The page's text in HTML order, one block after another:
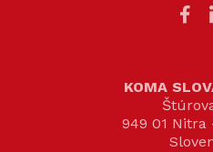
KOMA
949 01 Nitra